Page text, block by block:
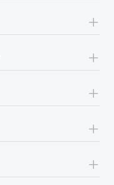
+
+
+
+
+